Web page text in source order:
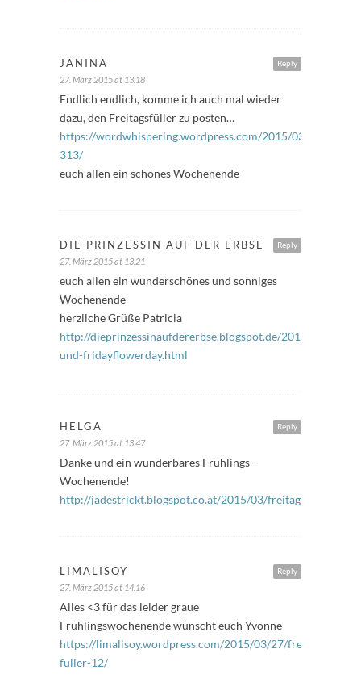
Reply
JANINA
27. März 2015 at 13:18
Endlich endlich, komme ich auch mal wieder
dazu, den Freitagsfüller zu posten…
https://wordwhispering.wordpress.com/2015/03/27/
313/
euch allen ein schönes Wochenende
Reply
DIE PRINZESSIN AUF DER ERBSE
27. März 2015 at 13:21
euch allen ein wunderschönes und sonniges
Wochenende
herzliche Grüße Patricia
http://dieprinzessinaufdererbse.blogspot.de/2015/03/
und-fridayflowerday.html
Reply
HELGA
27. März 2015 at 13:47
Danke und ein wunderbares Frühlings-
Wochenende!
http://jadestrickt.blogspot.co.at/2015/03/
Reply
LIMALISOY
27. März 2015 at 14:16
Alles <3 für das leider graue
Frühlingswochenende wünscht euch Yvonne
https://limalisoy.wordpress.com/2015/03/27/freitags-
fuller-12/